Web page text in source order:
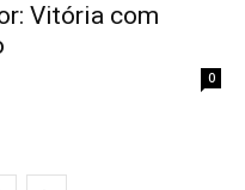
Vitória com
0